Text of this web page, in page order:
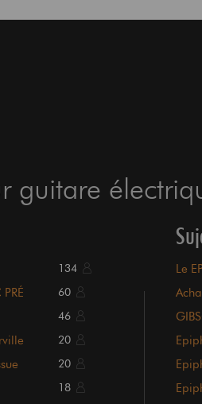
guitare
134
60
46
20
20
18
Le